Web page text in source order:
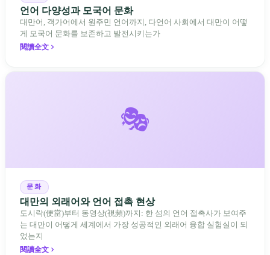
언어 다양성과 모국어 문화
대만어, 객가어에서 원주민 언어까지, 다언어 사회에서 대만이 어떻
게 모국어 문화를 보존하고 발전시키는가
閱讀全文
🎭
문화
대만의 외래어와 언어 접촉 현상
도시락(便當)부터 동영상(視頻)까지: 한 섬의 언어 접촉사가 보여주
는 대만이 어떻게 세계에서 가장 성공적인 외래어 융합 실험실이 되
었는지
閱讀全文